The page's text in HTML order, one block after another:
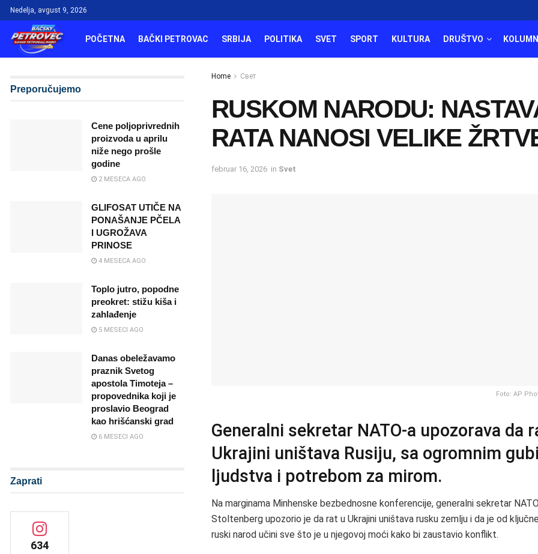
Nedelja, avgust 9, 2026
POČETNA BAČKI PETROVAC SRBIJA POLITIKA SVET SPORT KULTURA DRUŠTVO
Home Свет
RUSKOM NARODU:
RATA NANOSI VELIKE
februar 16, 2026 in Svet
Foto: AP
Generalni sekretar NATO-a upozorava da
Ukrajini uništava Rusiju, sa ogromnim
ljudstva i potrebom za mirom.
Na marginama Minhenske bezbednosne konferencije, generalni sekretar
Stoltenberg upozorio je da rat u Ukrajini uništava rusku zemlju i da je od
ruski narod učini sve što je u njegovoj moći kako bi zaustavio konflikt.
Preporučujemo
Cene poljoprivrednih
proizvoda u aprilu
niže nego prošle
godine
2 MESECA AGO
GLIFOSAT UTIČE NA
PONAŠANJE PČELA
I UGROŽAVA
PRINOSE
4 MESECA AGO
Toplo jutro, popodne
preokret: stižu kiša i
zahlađenje
5 MESECI AGO
Danas obeležavamo
praznik Svetog
apostola Timoteja –
propovednika koji je
proslavio Beograd
kao hrišćanski grad
6 MESECI AGO
Zaprati
634